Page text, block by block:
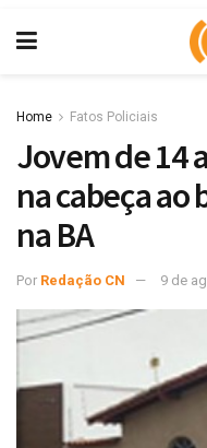
Home Fatos Policiais
Jovem de 14
na cabeça
na BA
Por Redação CN 9 de